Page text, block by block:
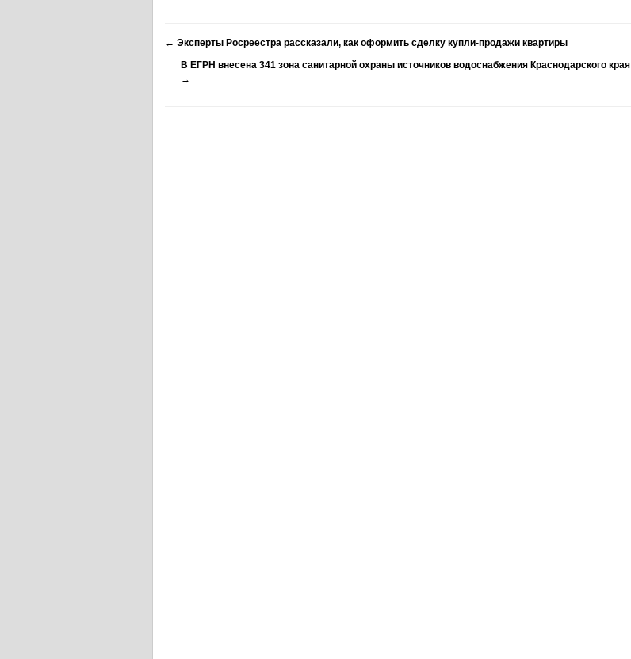
← Эксперты Росреестра рассказали, как оформить сделку купли-продажи квартиры
В ЕГРН внесена 341 зона санитарной охраны источников водоснабжения Краснодарского края
→